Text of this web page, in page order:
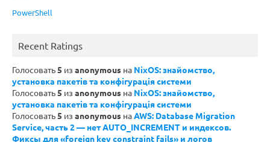
PowerShell
Recent Ratings
Голосовать5 из anonymous на NixOS: знайомство,
установка пакетів та конфігурація системи
Голосовать5 из anonymous на NixOS: знайомство,
установка пакетів та конфігурація системи
Голосовать5 из anonymous наAWS: Database Migration
Service, часть 2 — нет AUTO_INCREMENT и индексов.
Фиксы для «foreign key constraint fails» и логов